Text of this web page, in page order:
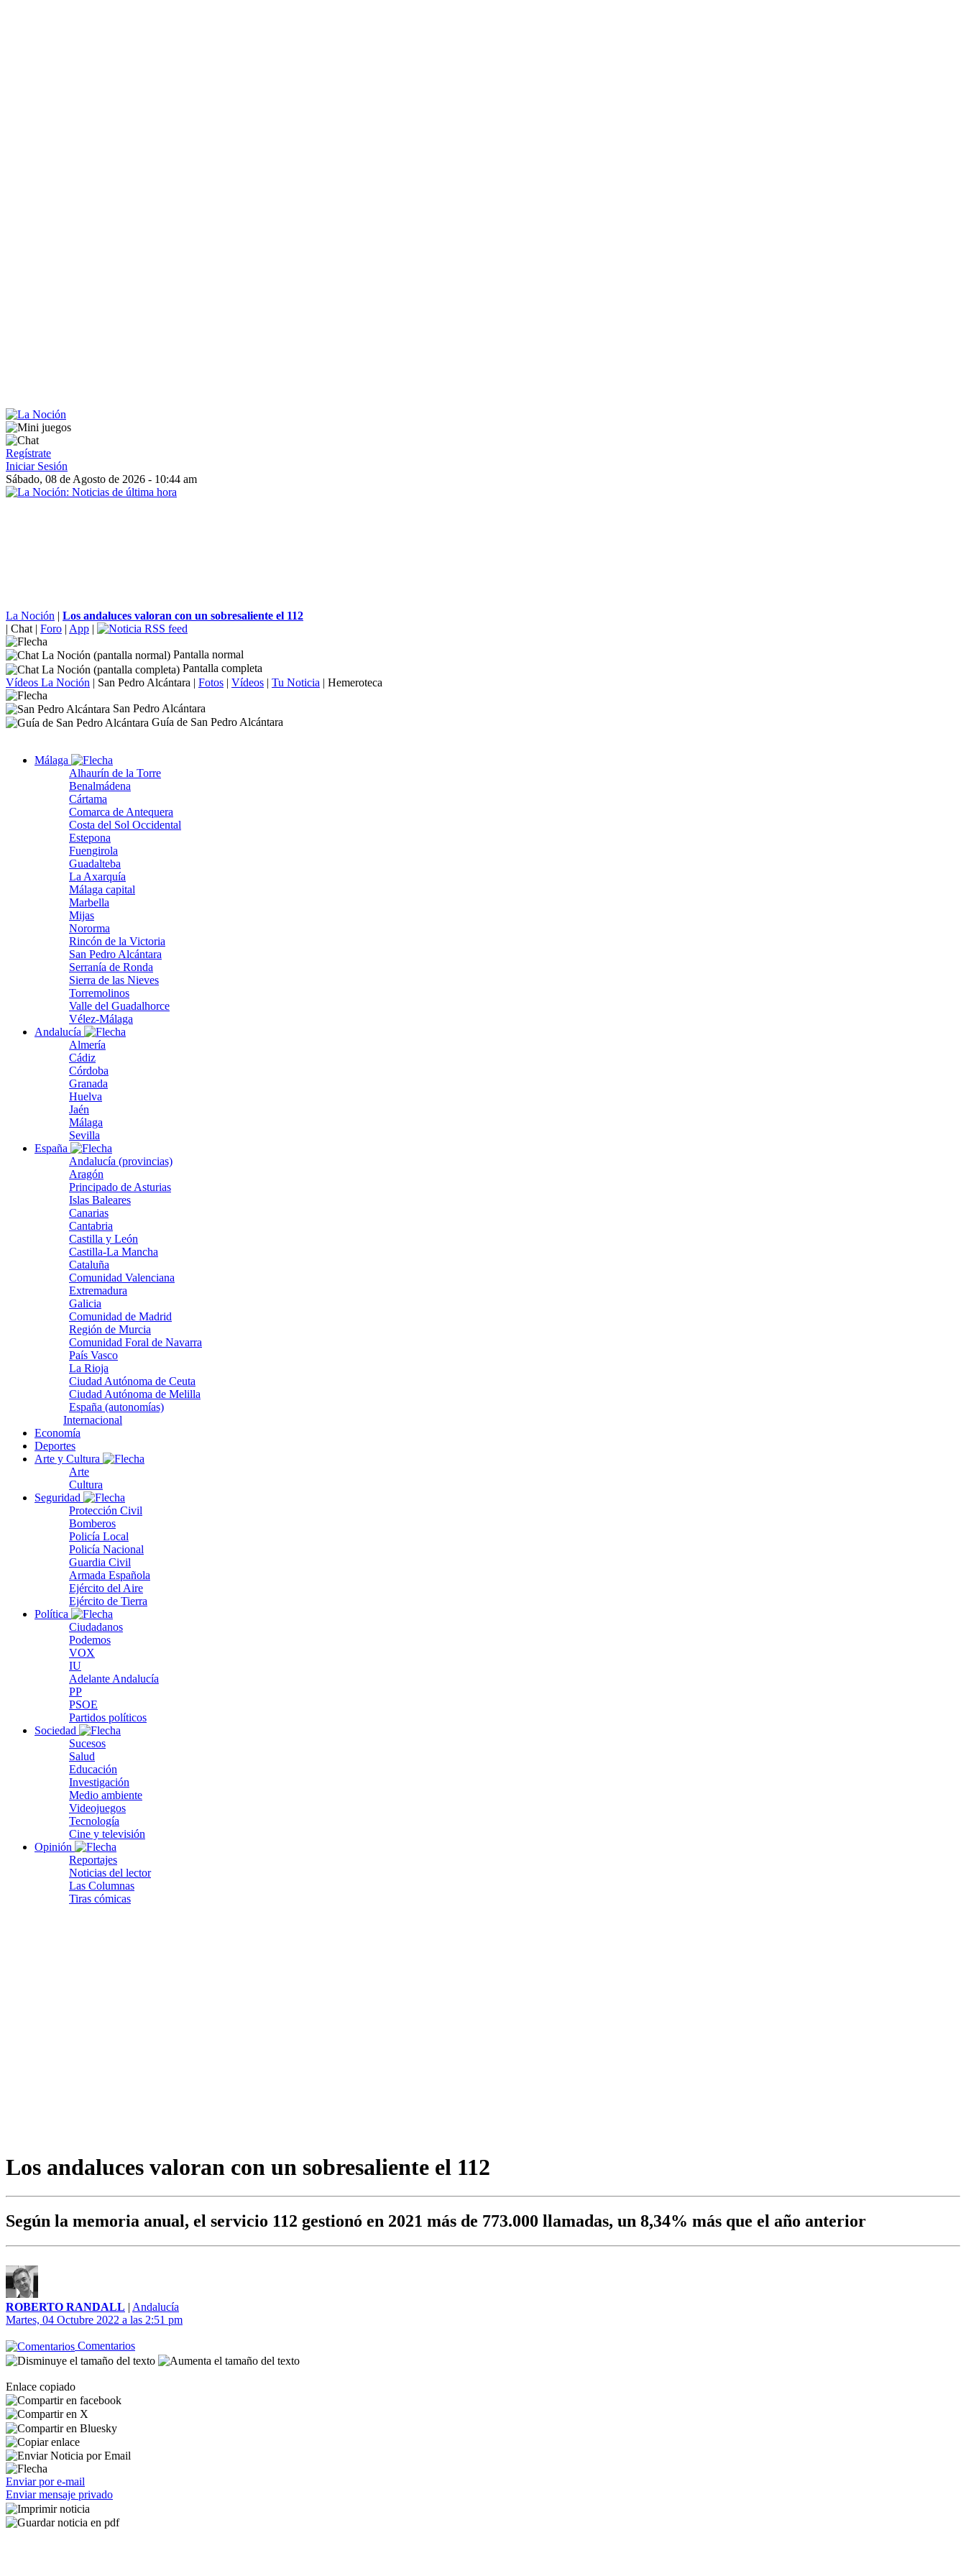
Regístrate
Iniciar Sesión
Sábado, 08 de Agosto de 2026 - 10:44 am
La Noción | Los andaluces valoran con un sobresaliente el 112
| Chat | Foro | App |
Pantalla normal
Pantalla completa
Vídeos La Noción | San Pedro Alcántara | Fotos | Vídeos | Tu Noticia | Hemeroteca
San Pedro Alcántara
Guía de San Pedro Alcántara
Málaga
Alhaurín de la Torre
Benalmádena
Cártama
Comarca de Antequera
Costa del Sol Occidental
Estepona
Fuengirola
Guadalteba
La Axarquía
Málaga capital
Marbella
Mijas
Nororma
Rincón de la Victoria
San Pedro Alcántara
Serranía de Ronda
Sierra de las Nieves
Torremolinos
Valle del Guadalhorce
Vélez-Málaga
Andalucía
Almería
Cádiz
Córdoba
Granada
Huelva
Jaén
Málaga
Sevilla
España
Andalucía (provincias)
Aragón
Principado de Asturias
Islas Baleares
Canarias
Cantabria
Castilla y León
Castilla-La Mancha
Cataluña
Comunidad Valenciana
Extremadura
Galicia
Comunidad de Madrid
Región de Murcia
Comunidad Foral de Navarra
País Vasco
La Rioja
Ciudad Autónoma de Ceuta
Ciudad Autónoma de Melilla
España (autonomías)
Internacional
Economía
Deportes
Arte y Cultura
Arte
Cultura
Seguridad
Protección Civil
Bomberos
Policía Local
Policía Nacional
Guardia Civil
Armada Española
Ejército del Aire
Ejército de Tierra
Política
Ciudadanos
Podemos
VOX
IU
Adelante Andalucía
PP
PSOE
Partidos políticos
Sociedad
Sucesos
Salud
Educación
Investigación
Medio ambiente
Videojuegos
Tecnología
Cine y televisión
Opinión
Reportajes
Noticias del lector
Las Columnas
Tiras cómicas
Los andaluces valoran con un sobresaliente el 112
Según la memoria anual, el servicio 112 gestionó en 2021 más de 773.000 llamadas, un 8,34% más que el año anterior
ROBERTO RANDALL | Andalucía
Martes, 04 Octubre 2022 a las 2:51 pm
Comentarios
Enlace copiado
Enviar por e-mail
Enviar mensaje privado